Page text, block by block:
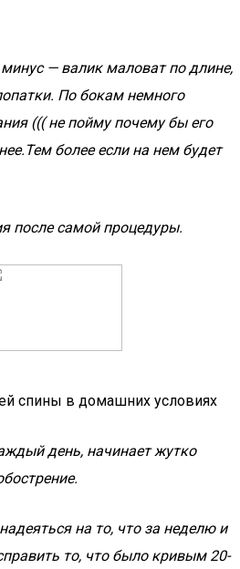
— валик маловат по длине,
По бокам немного
((( не пойму почему бы его
более если на нем будет
после самой процедуры.
спины в домашних условиях
день, начинает жутко
на то, что за неделю и
то, что было кривым 20-